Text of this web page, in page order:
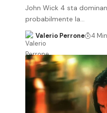
John Wick 4 sta
probabilmente la…
Valerio Perrone 4 Min